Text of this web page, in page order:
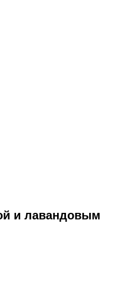
и лавандовым